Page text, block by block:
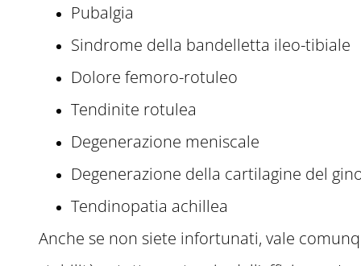
Pubalgia
Sindrome della bandelletta ileo-tibiale
Dolore femoro-rotuleo
Tendinite rotulea
Degenerazione meniscale
Degenerazione della cartilagine del
Tendinopatia achillea
Anche se non siete infortunati, vale